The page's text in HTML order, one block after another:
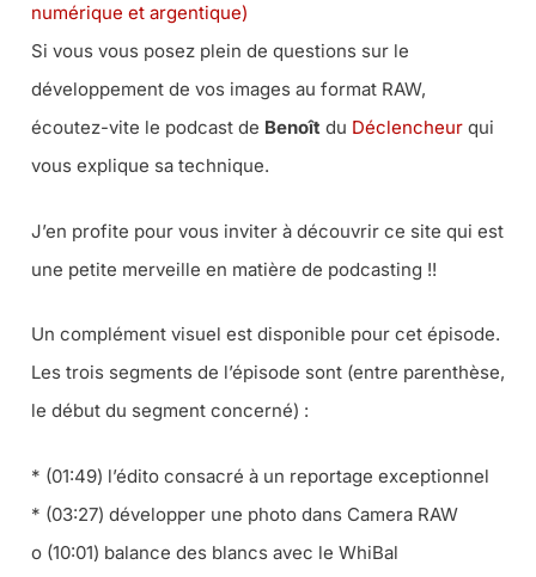
numérique et argentique)
Si vous vous posez plein de questions sur le
développement de vos images au format RAW,
écoutez-vite le podcast de Benoît du Déclencheur qui
vous explique sa technique.
J’en profite pour vous inviter à découvrir ce site qui est
une petite merveille en matière de podcasting !!
Un complément visuel est disponible pour cet épisode.
Les trois segments de l’épisode sont (entre parenthèse,
le début du segment concerné) :
* (01:49) l’édito consacré à un reportage exceptionnel
* (03:27) développer une photo dans Camera RAW
o (10:01) balance des blancs avec le WhiBal